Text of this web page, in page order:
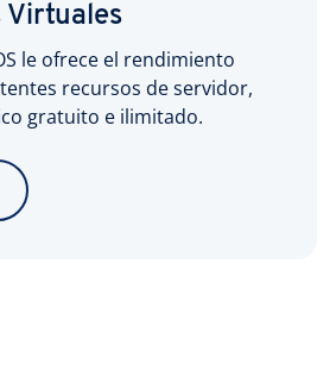
Virtuales
le ofrece el rendimiento
recursos de servidor,
gratuito e ilimitado.